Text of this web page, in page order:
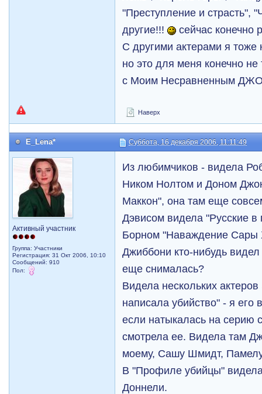
"Преступление и страсть",
другие!!!
сейчас
С другими актерами я
но это для меня конечно
с Моим Несравненным
Наверх
E_Lena* Суббота, 16 декабря 2006, 11:11:49
Активный участник
Группа: Участники
Регистрация: 31 Окт 2006, 10:10
Сообщений: 910
Пол:
Из любимчиков - видела
Ником Нолтом и Доном
Маккон", она там еще
Дэвисом видела "Русские в
Борном "Наваждение Сары
Джиббони кто-нибудь
еще снималась?
Видела нескольких
написала убийство" - я его
если натыкалась на серию
смотрела ее. Видела там
моему, Сашу Шмидт,
В "Профиле убийцы"
Доннели.